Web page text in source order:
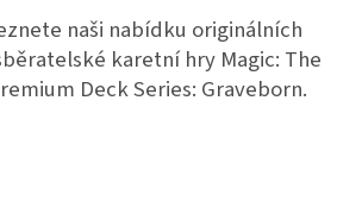
naši nabídku originálních
karetní hry Magic: The
Deck Series: Graveborn.